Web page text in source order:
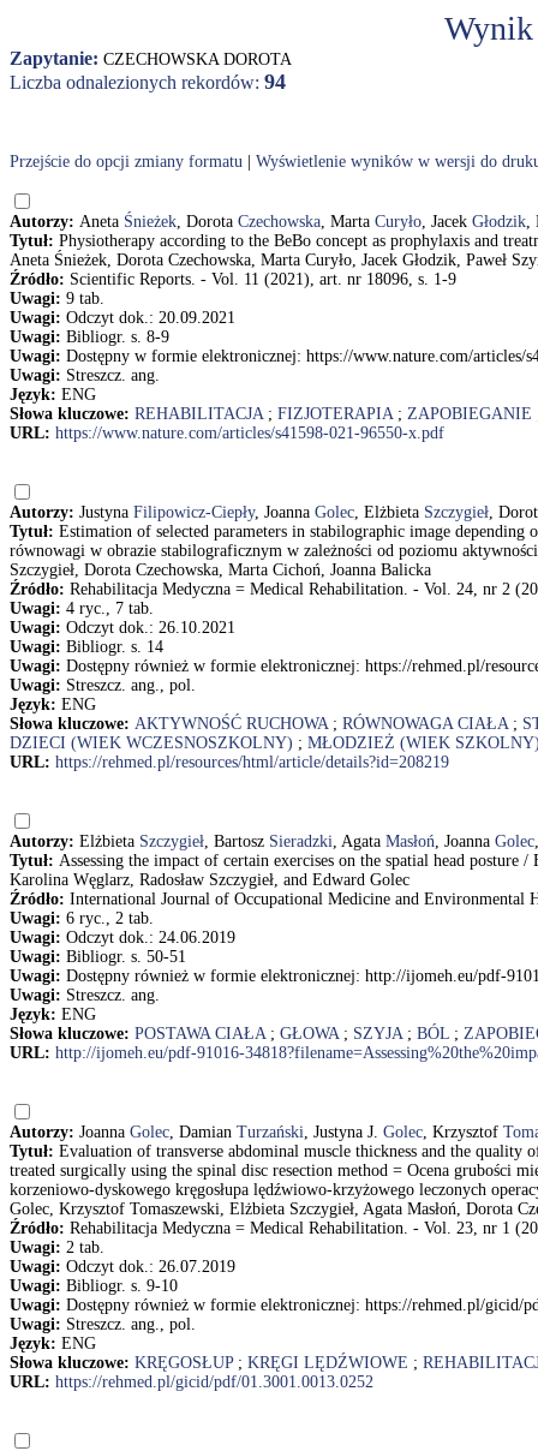
Zapytanie: CZECHOWSKA DOROTA
Liczba odnalezionych rekordów: 94
Przejście do opcji zmiany formatu Wyświetlenie wyników w wersji do
Autorzy: Aneta Śnieżek, Dorota Czechowska, Marta Curyło, Jacek Głodzik,
Tytuł: Physiotherapy according to the BeBo concept as prophylaxis and
Aneta Śnieżek, Dorota Czechowska, Marta Curyło, Jacek Głodzik, Paweł
Źródło: Scientific Reports. - Vol. 11 (2021), art. nr 18096, s. 1-9
Uwagi: 9 tab.
Uwagi: Odczyt dok.: 20.09.2021
Uwagi: Bibliogr. s. 8-9
Uwagi: Dostępny w formie elektronicznej: https://www.nature.com/articles/
Uwagi: Streszcz. ang.
Język: ENG
Słowa kluczowe: REHABILITACJA; FIZJOTERAPIA; ZAPOBIEGANIE
URL: https://www.nature.com/articles/s41598-021-96550-x.pdf
Autorzy: Justyna Filipowicz-Ciepły, Joanna Golec, Elżbieta Szczygieł,
Tytuł: Estimation of selected parameters in stabilographic image
równowagi w obrazie stabilograficznym w zależności od poziomu
Szczygieł, Dorota Czechowska, Marta Cichoń, Joanna Balicka
Źródło: Rehabilitacja Medyczna = Medical Rehabilitation. - Vol. 24, nr 2
Uwagi: 4 ryc., 7 tab.
Uwagi: Odczyt dok.: 26.10.2021
Uwagi: Bibliogr. s. 14
Uwagi: Dostępny również w formie elektronicznej: https://rehmed.pl/
Uwagi: Streszcz. ang., pol.
Język: ENG
Słowa kluczowe: AKTYWNOŚĆ RUCHOWA; RÓWNOWAGA CIAŁA;
DZIECI (WIEK WCZESNOSZKOLNY) ; MŁODZIEŻ (WIEK
URL: https://rehmed.pl/resources/html/article/details?id=208219
Autorzy: Elżbieta Szczygieł, Bartosz Sieradzki, Agata Masłoń, Joanna Golec
Tytuł: Assessing the impact of certain exercises on the spatial head posture
Karolina Węglarz, Radosław Szczygieł, and Edward Golec
Źródło: International Journal of Occupational Medicine and Environmental
Uwagi: 6 ryc., 2 tab.
Uwagi: Odczyt dok.: 24.06.2019
Uwagi: Bibliogr. s. 50-51
Uwagi: Dostępny również w formie elektronicznej: http://ijomeh.eu/pdf-
Uwagi: Streszcz. ang.
Język: ENG
Słowa kluczowe: POSTAWA CIAŁA; GŁOWA; SZYJA; BÓL ;
URL: http://ijomeh.eu/pdf-91016-
Autorzy: Joanna Golec, Damian Turzański, Justyna J. Golec, Krzysztof
Tytuł: Evaluation of transverse abdominal muscle thickness and the
treated surgically using the spinal disc resection method = Ocena grubości
korzeniowo-dyskowego kręgosłupa lędźwiowo-krzyżowego leczonych
Golec, Krzysztof Tomaszewski, Elżbieta Szczygieł, Agata Masłoń, Dorota
Źródło: Rehabilitacja Medyczna = Medical Rehabilitation. - Vol. 23, nr 1
Uwagi: 2 tab.
Uwagi: Odczyt dok.: 26.07.2019
Uwagi: Bibliogr. s. 9-10
Uwagi: Dostępny również w formie elektronicznej: https://rehmed.pl/gicid/
Uwagi: Streszcz. ang., pol.
Język: ENG
Słowa kluczowe: KRĘGOSŁUP; KRĘGI LĘDŹWIOWE ;
URL: https://rehmed.pl/gicid/pdf/01.3001.0013.0252